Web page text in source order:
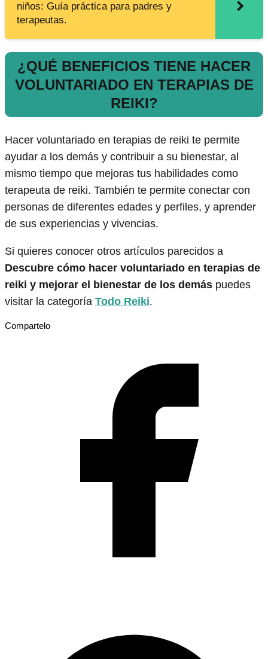
niños: Guía práctica para padres y
terapeutas.
¿QUÉ BENEFICIOS TIENE HACER
VOLUNTARIADO EN TERAPIAS DE
REIKI?
Hacer voluntariado en terapias de reiki te permite
ayudar a los demás y contribuir a su bienestar, al
mismo tiempo que mejoras tus habilidades como
terapeuta de reiki. También te permite conectar con
personas de diferentes edades y perfiles, y aprender
de sus experiencias y vivencias.
Si quieres conocer otros artículos parecidos a
Descubre cómo hacer voluntariado en terapias de
reiki y mejorar el bienestar de los demás puedes
visitar la categoría Todo Reiki.
Compartelo